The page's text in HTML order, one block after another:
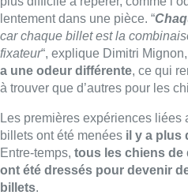
Ces 33 chienssont répartis
en entraînent plusieurs.
En Belgique, les services de
permanence de quatre
opérations où les chiens sont
considérablement augmenté
messagerie prisée par les
police belge en 2021.
“L’année dernière, nous avons